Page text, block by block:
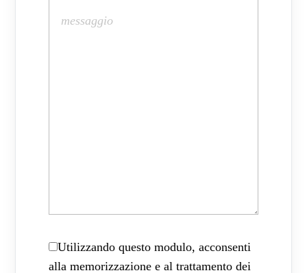
Utilizzando questo modulo, acconsenti
alla memorizzazione e al trattamento dei